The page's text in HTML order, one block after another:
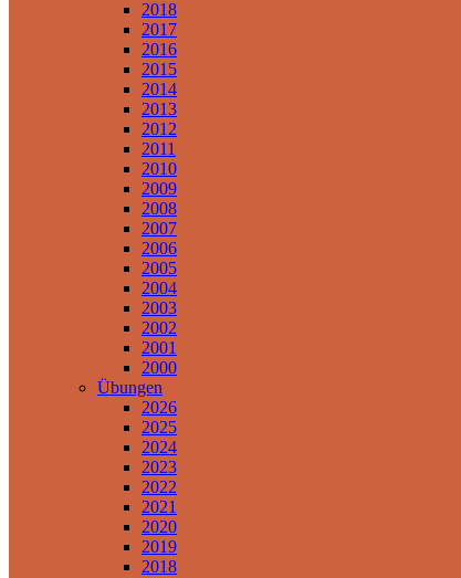
2018
2017
2016
2015
2014
2013
2012
2011
2010
2009
2008
2007
2006
2005
2004
2003
2002
2001
2000
Übungen
2026
2025
2024
2023
2022
2021
2020
2019
2018